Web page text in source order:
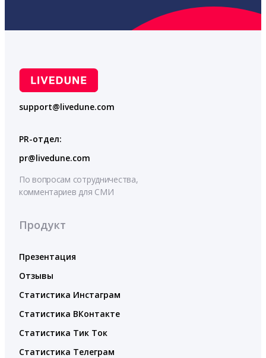
support@livedune.com
PR-отдел:
pr@livedune.com
По вопросам сотрудничества,
комментариев для СМИ
Продукт
Презентация
Отзывы
Статистика Инстаграм
Статистика ВКонтакте
Статистика Тик Ток
Статистика Телеграм